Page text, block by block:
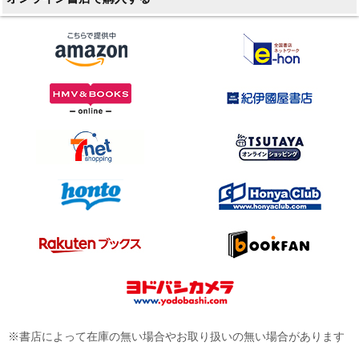
※書店によって在庫の無い場合やお取り扱いの無い場合があります